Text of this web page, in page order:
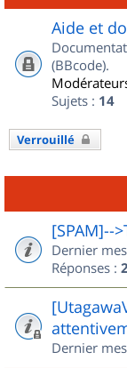
Aide et
(BBcode).
Sujets : 14
Verrouillé
[SPAM]--
Dernier
Réponses :
Dernier